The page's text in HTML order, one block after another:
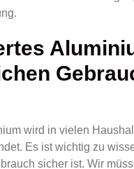
wird in vielen
Es ist wichtig zu
sicher ist. Wir